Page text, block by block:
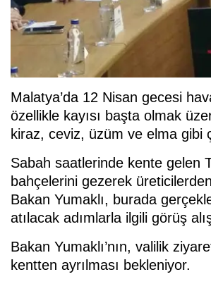
Malatya’da 12 Nisan gecesi
özellikle kayısı başta olmak
kiraz, ceviz, üzüm ve elma gibi
Sabah saatlerinde kente gelen
bahçelerini gezerek
Bakan Yumaklı, burada
atılacak adımlarla ilgili görüş
Bakan Yumaklı’nın, valilik
kentten ayrılması bekleniyor.